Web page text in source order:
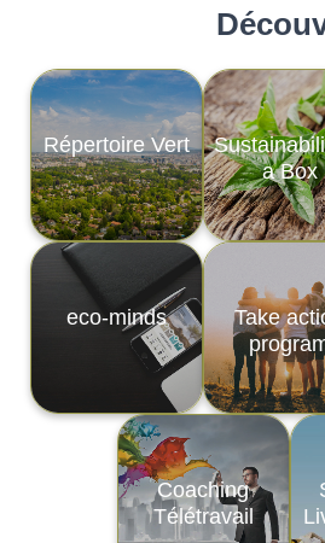
Répertoire Vert
a Box
eco‑minds
Take
Coaching
Télétravail